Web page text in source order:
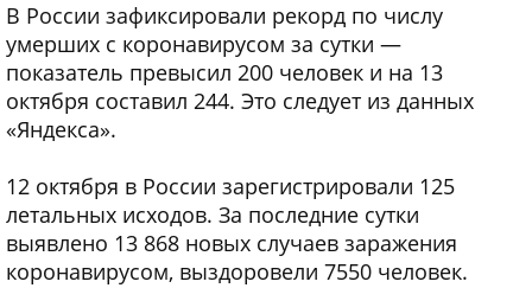
В России зафиксировали рекорд по числу
умерших с коронавирусом за сутки —
показатель превысил 200 человек и на 13
октября составил 244. Это следует из данных
«Яндекса».
12 октября в России зарегистрировали 125
летальных исходов. За последние сутки
выявлено 13 868 новых случаев заражения
коронавирусом, выздоровели 7550 человек.